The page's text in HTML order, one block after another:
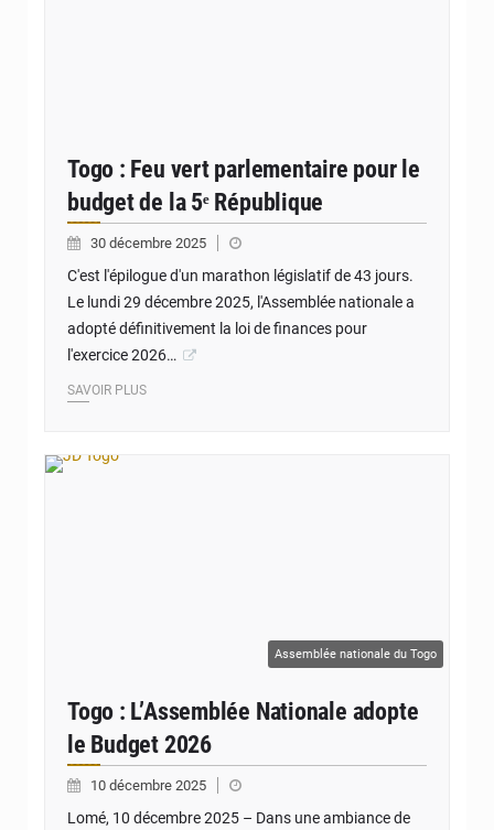
Togo : Feu vert parlementaire pour le
budget de la 5ᵉ République
30 décembre 2025
C'est l'épilogue d'un marathon législatif de 43 jours.
Le lundi 29 décembre 2025, l'Assemblée nationale a
adopté définitivement la loi de finances pour
l'exercice 2026…
SAVOIR PLUS
Assemblée nationale du Togo
Togo : L’Assemblée Nationale adopte
le Budget 2026
10 décembre 2025
Lomé, 10 décembre 2025 – Dans une ambiance de